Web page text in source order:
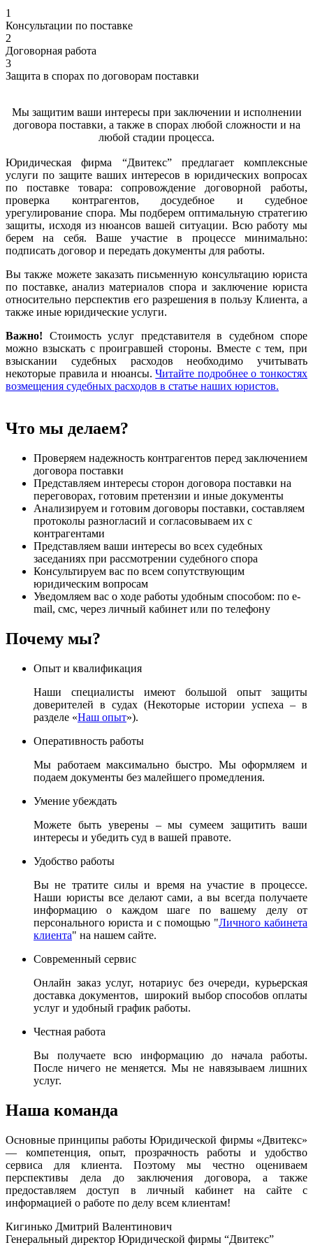
1
Консультации по поставке
2
Договорная работа
3
Защита в спорах по договорам поставки
Мы защитим ваши интересы при заключении и исполнении
договора поставки, а также в спорах любой сложности и на
любой стадии процесса.
Юридическая фирма “Двитекс” предлагает комплексные
услуги по защите ваших интересов в юридических вопросах
по поставке товара: сопровождение договорной работы,
проверка контрагентов, досудебное и судебное
урегулирование спора. Мы подберем оптимальную стратегию
защиты, исходя из нюансов вашей ситуации. Всю работу мы
берем на себя. Ваше участие в процессе минимально:
подписать договор и передать документы для работы.
Вы также можете заказать письменную консультацию юриста
по поставке, анализ материалов спора и заключение юриста
относительно перспектив его разрешения в пользу Клиента, а
также иные юридические услуги.
Важно! Стоимость услуг представителя в судебном споре
можно взыскать с проигравшей стороны. Вместе с тем, при
взыскании судебных расходов необходимо учитывать
некоторые правила и нюансы.Читайте подробнее о тонкостях
возмещения судебных расходов в статье наших юристов.
Что мы делаем?
Проверяем надежность контрагентов перед заключением
договора поставки
Представляем интересы сторон договора поставки на
переговорах, готовим претензии и иные документы
Анализируем и готовим договоры поставки, составляем
протоколы разногласий и согласовываем их с
контрагентами
Представляем ваши интересы во всех судебных
заседаниях при рассмотрении судебного спора
Консультируем вас по всем сопутствующим
юридическим вопросам
Уведомляем вас о ходе работы удобным способом: по e-
mail, смс, через личный кабинет или по телефону
Почему мы?
Опыт и квалификация
Наши специалисты имеют большой опыт защиты
доверителей в судах (Некоторые истории успеха – в
разделе «Наш опыт»).
Оперативность работы
Мы работаем максимально быстро. Мы оформляем и
подаем документы без малейшего промедления.
Умение убеждать
Можете быть уверены – мы сумеем защитить ваши
интересы и убедить суд в вашей правоте.
Удобство работы
Вы не тратите силы и время на участие в процессе.
Наши юристы все делают сами, а вы всегда получаете
информацию о каждом шаге по вашему делу от
персонального юриста и с помощью "Личного кабинета
клиента" на нашем сайте.
Современный сервис
Онлайн заказ услуг, нотариус без очереди, курьерская
доставка документов, широкий выбор способов оплаты
услуг и удобный график работы.
Честная работа
Вы получаете всю информацию до начала работы.
После ничего не меняется. Мы не навязываем лишних
услуг.
Наша команда
Основные принципы работы Юридической фирмы «Двитекс»
— компетенция, опыт, прозрачность работы и удобство
сервиса для клиента. Поэтому мы честно оцениваем
перспективы дела до заключения договора, а также
предоставляем доступ в личный кабинет на сайте с
информацией о работе по делу всем клиентам!
Кигинько Дмитрий Валентинович
Генеральный директор Юридической фирмы “Двитекс”